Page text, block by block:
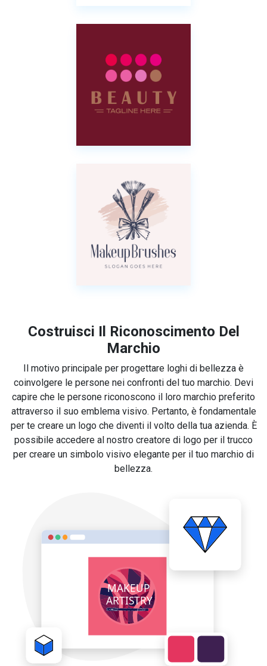
Costruisci Il Riconoscimento Del
Marchio
Il motivo principale per progettare loghi di bellezza è
coinvolgere le persone nei confronti del tuo marchio. Devi
capire che le persone riconoscono il loro marchio preferito
attraverso il suo emblema visivo. Pertanto, è fondamentale
per te creare un logo che diventi il volto della tua azienda. È
possibile accedere al nostro creatore di logo per il trucco
per creare un simbolo visivo elegante per il tuo marchio di
bellezza.